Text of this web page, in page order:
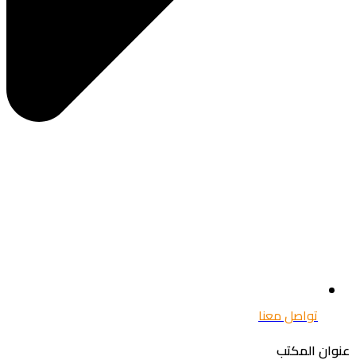
تواصل معنا
المكتب